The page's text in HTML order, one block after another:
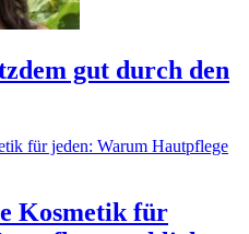
gut durch den
Kosmetik für